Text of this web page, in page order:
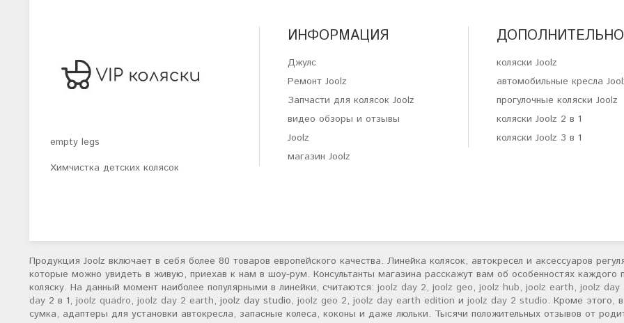
empty legs
Химчистка детских колясок
ИНФОРМАЦИЯ
Джулс
Ремонт Joolz
Запчасти для колясок Joolz
видео обзоры и отзывы
Joolz
магазин Joolz
ДОПОЛНИТЕЛЬНО
коляски Joolz
автомобильные кресла
прогулочные коляски Joolz
коляски Joolz 2 в 1
коляски Joolz 3 в 1
Продукция Joolz включает в себя более 80 товаров европейского качества. Линейка колясок, автокресел и аксессуаров
которые можно увидеть в живую, приехав к нам в шоу-рум. Консультанты магазина расскажут вам об особенностях
коляску. На данный момент наиболее популярными в линейки, считаются: joolz day 2, joolz geo, joolz hub, joolz earth, joolz day
day 2 в 1, joolz quadro, joolz day 2 earth, joolz day studio, joolz geo 2, joolz day earth edition и joolz day 2 studio. Кроме этого,
сумка, адаптеры для установки автокресла, запасные колеса, коконы и даже люльки. Тысячи положительных отзывов от